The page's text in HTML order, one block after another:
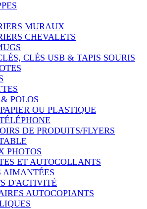
MURAUX
CHEVALETS
CLÉS USB & TAPIS SOURIS
POLOS
OU PLASTIQUE
DE PRODUITS/FLYERS
PHOTOS
ET AUTOCOLLANTS
AIMANTÉES
D'ACTIVITÉ
AUTOCOPIANTS